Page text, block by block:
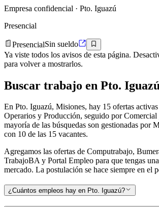
Empresa confidencial · Pto. Iguazú
Presencial
PresencialSin sueldo
Ya viste todos los avisos de esta página.
para volver a mostrarlos.
Buscar trabajo en Pto. Iguazú
En Pto. Iguazú, Misiones, hay 15 ofertas
Operarios y Producción, seguido por Comercial
mayoría de las búsquedas son gestionadas por
con 10 de las 15 vacantes.
Agregamos las ofertas de Computrabajo,
TrabajoBA y Portal Empleo para que tengas
mercado. La postulación se hace siempre en el
¿Cuántos empleos hay en Pto. Iguazú?